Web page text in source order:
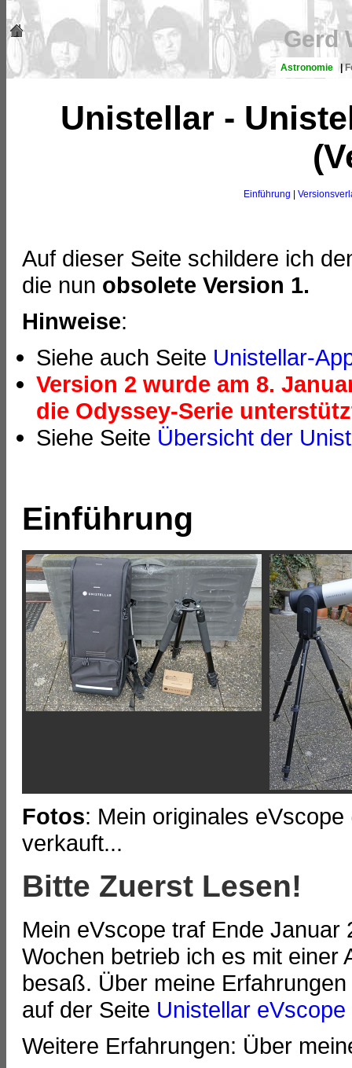
Gerd
Astronomie |
Unistellar -
Einführung
Auf dieser Seite schildere ich
die nun obsolete Version 1.
Hinweise:
Siehe auch Seite Unistellar-
Version 2 wurde am 8.
die Odyssey-Serie
Siehe Seite Übersicht der
Einführung
Fotos: Mein originales
verkauft...
Bitte Zuerst Lesen!
Mein eVscope traf Ende
Wochen betrieb ich es mit einer
besaß. Über meine
auf der Seite Unistellar
Weitere Erfahrungen: Über